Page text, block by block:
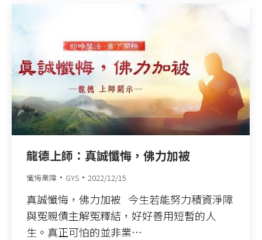
龍德上師：真誠懺悔，佛力加被
懺悔業障 GYS 2022/12/15
真誠懺悔，佛力加被 今生若能努力積資淨障
與冤親債主解冤釋結，好好善用短暫的人
生。真正可怕的並非業…